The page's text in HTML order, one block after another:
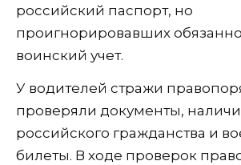
российский паспорт, но
проигнорировавших
воинский учет.
У водителей стражи
проверяли документы,
российского гражданства и
билеты. В ходе проверок